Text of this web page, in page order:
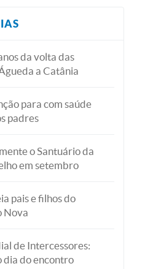
da volta das
a Catânia
para com saúde
padres
o Santuário da
em setembro
pais e filhos do
Nova
de Intercessores:
dia do encontro